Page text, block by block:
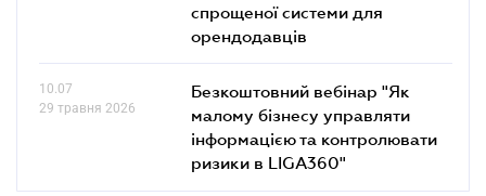
спрощеної системи для
орендодавців
10.07
29 травня 2026
Безкоштовний вебінар "Як
малому бізнесу управляти
інформацією та контролювати
ризики в LIGA360"